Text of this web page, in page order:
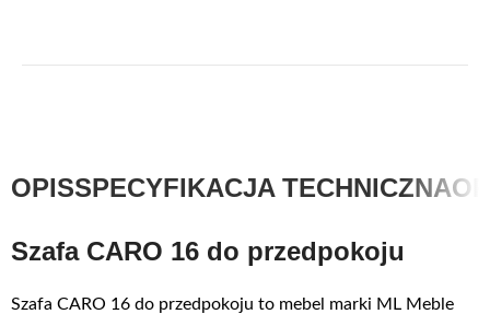
OPISSPECYFIKACJA TECHNICZNA
Szafa CARO 16 do przedpokoju
Szafa CARO 16 do przedpokoju to mebel marki ML Meble